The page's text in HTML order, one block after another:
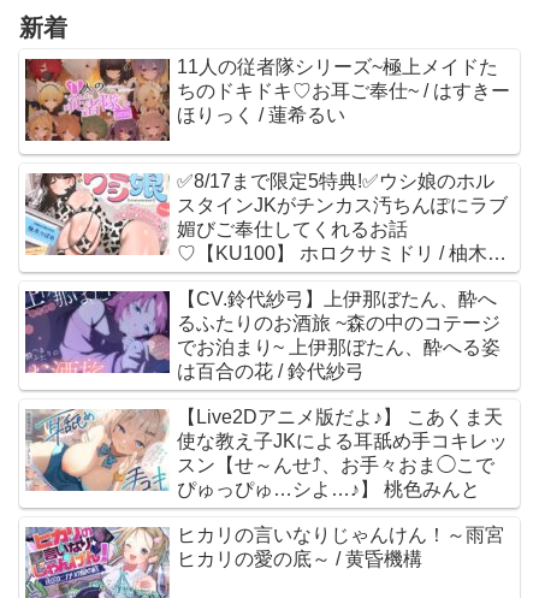
新着
11人の従者隊シリーズ~極上メイドた
ちのドキドキ♡お耳ご奉仕~ / はすきー
ほりっく / 蓮希るい
✅8/17まで限定5特典!✅ウシ娘のホル
スタインJKがチンカス汚ちんぽにラブ
媚びご奉仕してくれるお話
♡【KU100】 ホロクサミドリ / 柚木つ
ばめ
【CV.鈴代紗弓】上伊那ぼたん、酔へ
るふたりのお酒旅 ~森の中のコテージ
でお泊まり~ 上伊那ぼたん、酔へる姿
は百合の花 / 鈴代紗弓
【Live2Dアニメ版だよ♪】 こあくま天
使な教え子JKによる耳舐め手コキレッ
スン【せ～んせ⤴、お手々おま◯こで
ぴゅっぴゅ…シよ…♪】 桃色みんと
ヒカリの言いなりじゃんけん！～雨宮
ヒカリの愛の底～ / 黄昏機構